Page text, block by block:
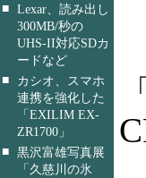
■ Lexar、読み出し
300MB/秒の
UHS-II対応SDカ
ードなど
■
カシオ、スマホ
連携を強化した
「EXILIM EX-
ZR1700」
■ 黒沢富雄写真展
「久慈川の氷